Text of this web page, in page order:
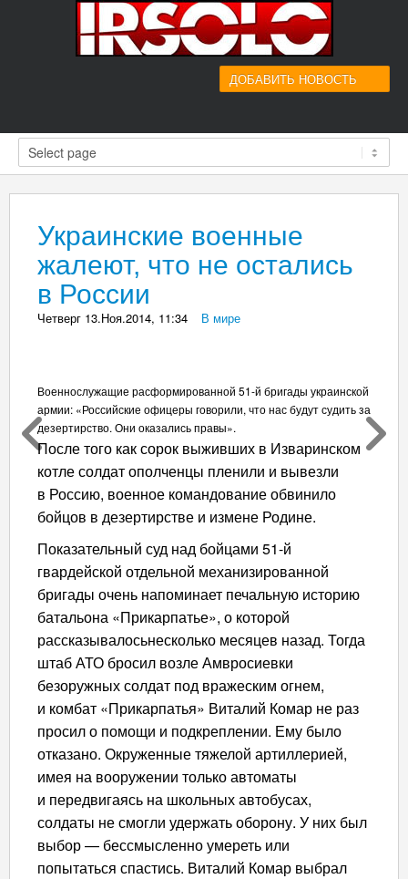
ДОБАВИТЬ НОВОСТЬ
Украинские военные
жалеют, что не остались
в России
Четверг 13.Ноя.2014, 11:34 В мире
Военнослужащие расформированной 51-й бригады украинской
армии: «Российские офицеры говорили, что нас будут судить за
дезертирство. Они оказались правы».
После того как сорок выживших в Изваринском
котле солдат ополченцы пленили и вывезли
в Россию, военное командование обвинило
бойцов в дезертирстве и измене Родине.
Показательный суд над бойцами 51-й
гвардейской отдельной механизированной
бригады очень напоминает печальную историю
батальона «Прикарпатье», о которой
рассказывалосьнесколько месяцев назад. Тогда
штаб АТО бросил возле Амвросиевки
безоружных солдат под вражеским огнем,
и комбат «Прикарпатья» Виталий Комар не раз
просил о помощи и подкреплении. Ему было
отказано. Окруженные тяжелой артиллерией,
имея на вооружении только автоматы
и передвигаясь на школьных автобусах,
солдаты не смогли удержать оборону. У них был
выбор — бессмысленно умереть или
попытаться спастись. Виталий Комар выбрал